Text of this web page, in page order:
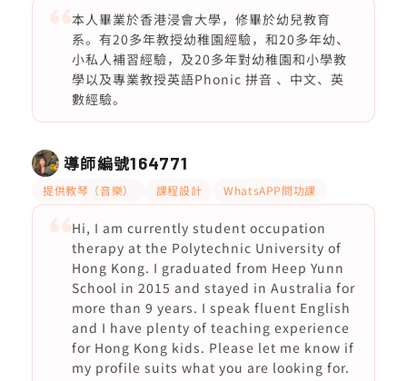
本人畢業於香港浸會大學，修畢於幼兒教育
系。有20多年教授幼稚園經驗，和20多年幼、
小私人補習經驗，及20多年對幼稚園和小學教
學以及專業教授英語Phonic 拼音 、中文、英
數經驗。
導師編號164771
提供教琴（音樂） 課程設計 WhatsAPP問功課
Hi, I am currently student occupation
therapy at the Polytechnic University of
Hong Kong. I graduated from Heep Yunn
School in 2015 and stayed in Australia for
more than 9 years. I speak fluent English
and I have plenty of teaching experience
for Hong Kong kids. Please let me know if
my profile suits what you are looking for.